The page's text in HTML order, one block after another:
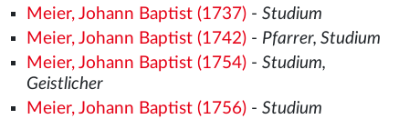
Meier, Johann Baptist (1737)- Studium
Meier, Johann Baptist (1742)- Pfarrer, Studium
Meier, Johann Baptist (1754)- Studium,
Geistlicher
Meier, Johann Baptist (1756)- Studium